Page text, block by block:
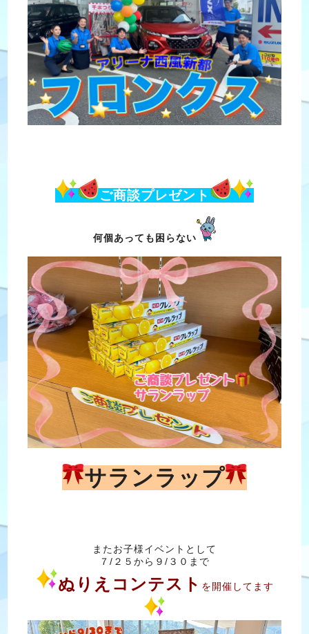
ご商談プレゼント
何個あっても困らない
サランラップ
またお子様イベントとして
７/２５から９/３０まで
ぬりえコンテスト を開催してます